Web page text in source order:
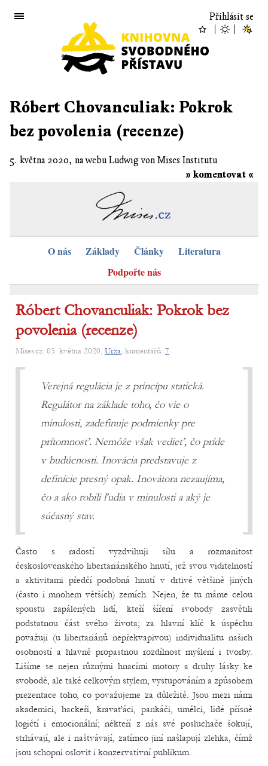
Přihlásit se
Róbert Chovanculiak: Pokrok
bez povolenia (recenze)
5. května 2020, na webu Ludwig von Mises Institutu
» komentovat «